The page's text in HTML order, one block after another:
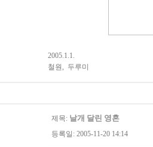
2005.1.1.
철원, 두루미
제목: 날개 달린 영혼
등록일: 2005-11-20 14:14